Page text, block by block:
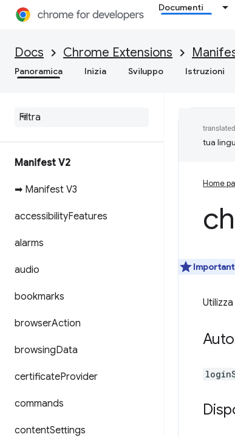
Documenti
Docs Chrome Extensions
Panoramica Inizia Sviluppo Istruzioni
Manifest V2
➡ Manifest V3
accessibilityFeatures
alarms
audio
bookmarks
browserAction
browsingData
certificateProvider
commands
contentSettings
tua
Home
Utilizza